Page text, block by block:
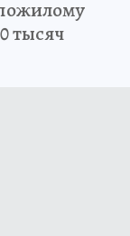
тысяч